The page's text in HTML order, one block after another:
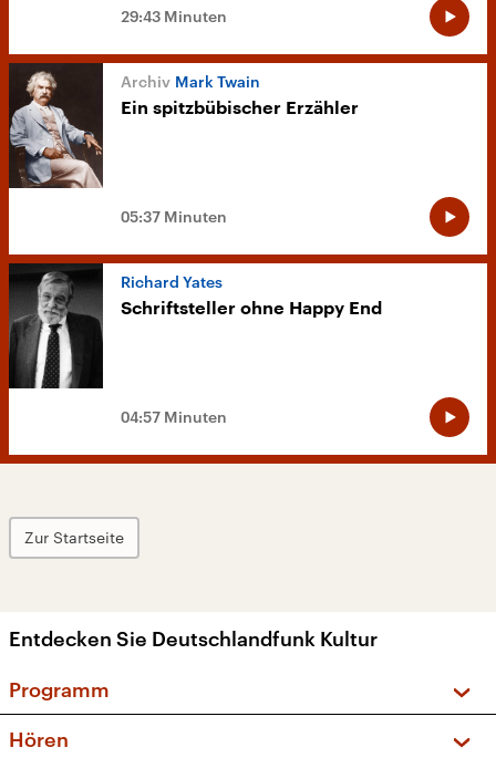
29:43 Minuten
Mark Twain
Ein spitzbübischer Erzähler
05:37 Minuten
Richard Yates
Schriftsteller ohne Happy End
04:57 Minuten
Zur Startseite
Entdecken Sie Deutschlandfunk Kultur
Programm
Hören